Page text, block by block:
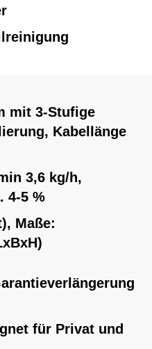
mit 3-Stufige
Kabellänge
3,6 kg/h,
4-5 %
Maße:
für Privat und